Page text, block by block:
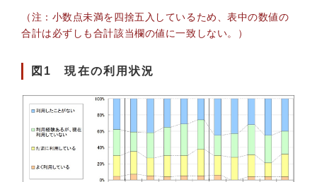
（注：小数点未満を四捨五入しているため、表中の数値の
合計は必ずしも合計該当欄の値に一致しない。）
図1 現在の利用状況